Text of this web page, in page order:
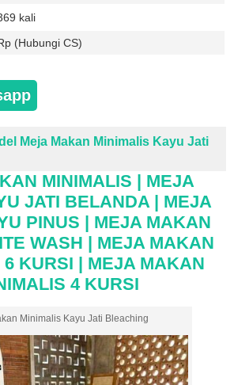
kali
(Hubungi CS)
Meja Makan Minimalis Kayu Jati
MINIMALIS | MEJA
JATI BELANDA | MEJA
PINUS | MEJA MAKAN
WASH | MEJA MAKAN
6 KURSI | MEJA MAKAN
4 KURSI
Minimalis Kayu Jati Bleaching